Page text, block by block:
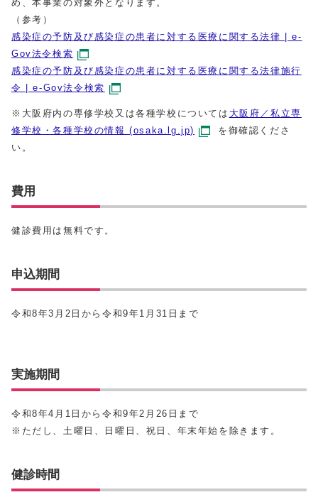
め、本事業の対象外となります。
（参考）
感染症の予防及び感染症の患者に対する医療に関する法律 | e-
Gov法令検索
感染症の予防及び感染症の患者に対する医療に関する法律施行
令 | e-Gov法令検索
※大阪府内の専修学校又は各種学校については 大阪府／私立専
修学校・各種学校の情報 (osaka.lg.jp)
を御確認くださ
い。
費用
健診費用は無料です。
申込期間
令和8年3月2日から令和9年1月31日まで
実施期間
令和8年4月1日から令和9年2月26日まで
※ただし、土曜日、日曜日、祝日、年末年始を除きます。
健診時間